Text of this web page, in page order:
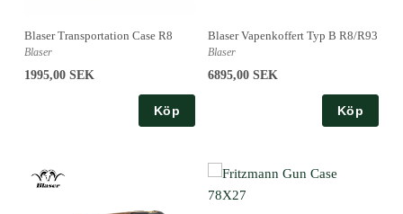
Blaser Transportation Case R8
Blaser
1995,00 SEK
Köp
Blaser Vapenkoffert Typ B R8/R93
Blaser
6895,00 SEK
Köp